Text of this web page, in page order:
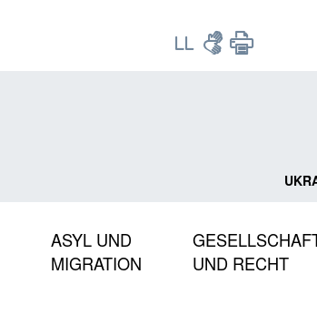
ASYL UND
MIGRATION
UND RECHT